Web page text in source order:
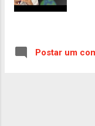
Postar um